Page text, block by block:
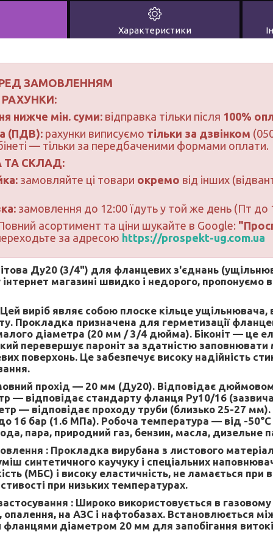
Характеристики
ЗАМОВЛЕННЯМ
нижче мін. суми: відправка тільки після 100%
(ПДВ): рахунки виписуємо тільки за дзвінком
— тільки за передбаченими формами оплати.
ТА СКЛАД:
замовляйте ці товари окремо від інших
замовлення до 12:00 їдуть у той же день (Пт до
асортимент та ціни шукайте в Google:
за адресою https://prospekt-ug.com.ua
Ду20 (3/4") для фланцевих з'єднань
магазині швидко і недорого, пропонуємо
виріб являє собою плоске кільце ущільнювача,
Прокладка призначена для герметизації
діаметра (20 мм / 3/4 дюйма). Біконіт — це
перевершує пароніт за здатністю заповнювати
поверхонь. Це забезпечує високу надійність
прохід — 20 мм (Ду20). Відповідає
— відповідає стандарту фланця Ру10/16
— відповідає проходу труби (близько 25-27
16 бар (1.6 МПа). Робоча температура — від -50°C
пара, природний газ, бензин, масла, дизельне
: Прокладка вирубана з листового
синтетичного каучуку і спеціальних
(МБС) і високу еластичність, не ламається при
при низьких температурах.
: Широко використовується в
опалення, на АЗС і нафтобазах. Встановлюється
фланцями діаметром 20 мм для запобігання